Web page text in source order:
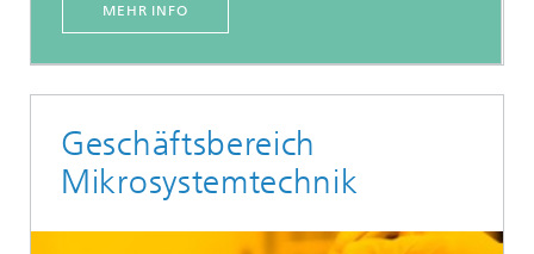
MEHR INFO
Geschäftsbereich
Mikrosystemtechnik